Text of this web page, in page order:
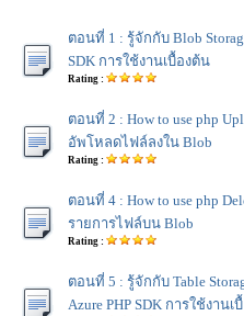
ตอนที่ 1 : รู้จักกับ Blob
SDK การใช้งานเบื้องต้น
Rating :
ตอนที่ 2 : How to use php
อัพโหลดไฟล์ลงใน Blob
Rating :
ตอนที่ 4 : How to use php
รายการไฟล์บน Blob
Rating :
ตอนที่ 5 : รู้จักกับ Table
Azure PHP SDK การใช้งานเ